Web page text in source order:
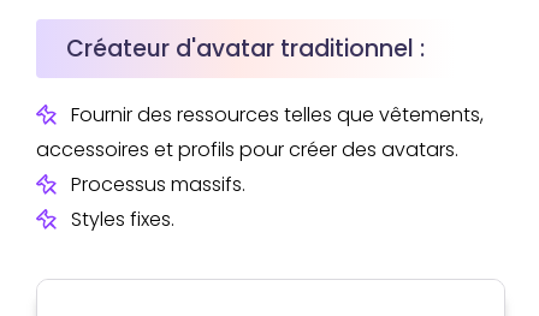
Créateur d'avatar traditionnel :
Fournir des ressources telles que vêtements,
accessoires et profils pour créer des avatars.
Processus massifs.
Styles fixes.